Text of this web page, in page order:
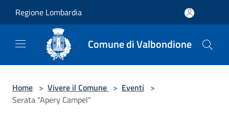
Regione Lombardia
Comune di Valbondione
Home > Vivere il Comune > Eventi >
Serata "Apery Campel"